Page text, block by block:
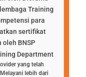
Training
para
sertifikat
BNSP
Department
yang telah
lebih dari